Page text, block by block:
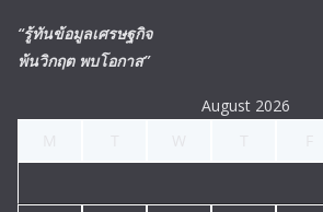
“รู้ทันข้อมูลเศรษฐกิจ
พ้นวิกฤต พบโอกาส”
August 2026